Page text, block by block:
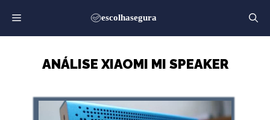
para
o
ANÁLISE XIAOMI MI SPEAKER